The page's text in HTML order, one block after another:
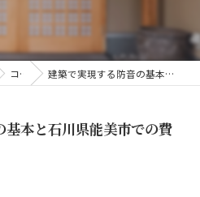
コラム 建築で実現する防音の基本と石川県能美市での費用や工法の選び方
基本と石川県能美市での費